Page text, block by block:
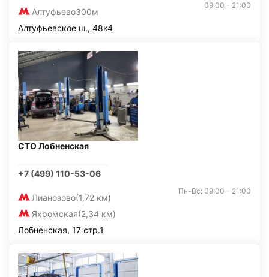
Алтуфьево300м
09:00 - 21:00
Алтуфьевское ш., 48к4
СТО Лобненская
+7 (499) 110-53-06
Лианозово(1,72 км)
Яхромская(2,34 км)
Пн-Вс: 09:00 - 21:00
Лобненская, 17 стр.1